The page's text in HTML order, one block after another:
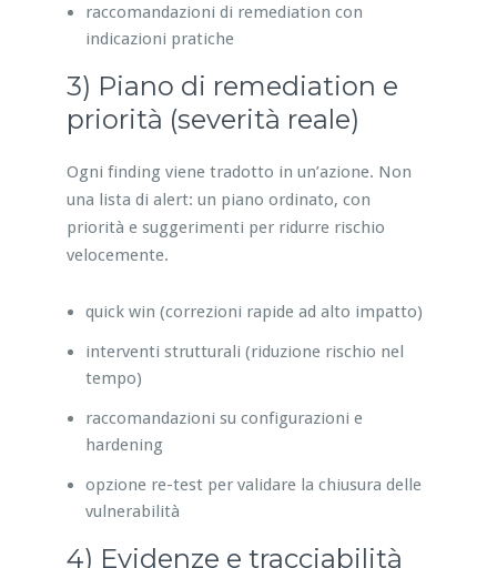
raccomandazioni di remediation con
indicazioni pratiche
3) Piano di remediation e
priorità (severità reale)
Ogni finding viene tradotto in un’azione. Non
una lista di alert: un piano ordinato, con
priorità e suggerimenti per ridurre rischio
velocemente.
quick win (correzioni rapide ad alto impatto)
interventi strutturali (riduzione rischio nel
tempo)
raccomandazioni su configurazioni e
hardening
opzione re-test per validare la chiusura delle
vulnerabilità
4) Evidenze e tracciabilità